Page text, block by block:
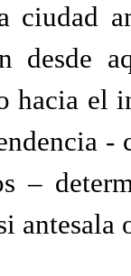
desde
hacia el
–